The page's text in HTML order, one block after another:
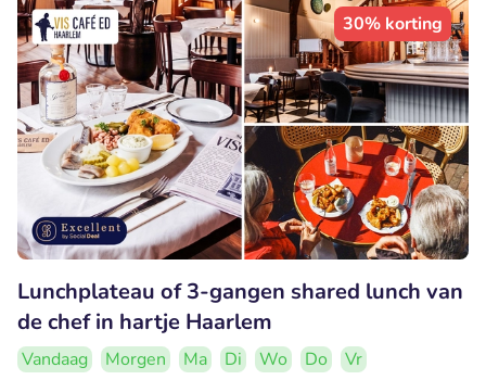
30% korting
Lunchplateau of 3-gangen shared lunch van
de chef in hartje Haarlem
Vandaag Morgen Ma Di Wo Do
Vr